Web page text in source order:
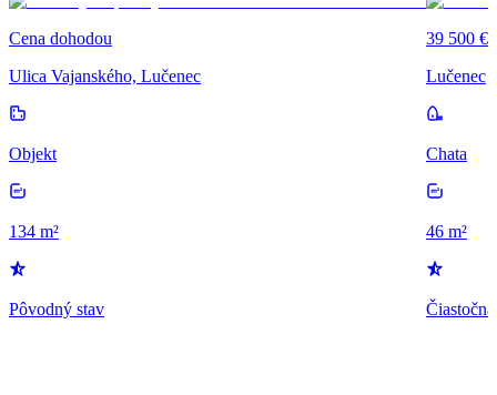
Cena dohodou
Ulica Vajanského, Lučenec
Objekt
134 m²
Pôvodný stav
39 500 €
Lučenec
Chata
46 m²